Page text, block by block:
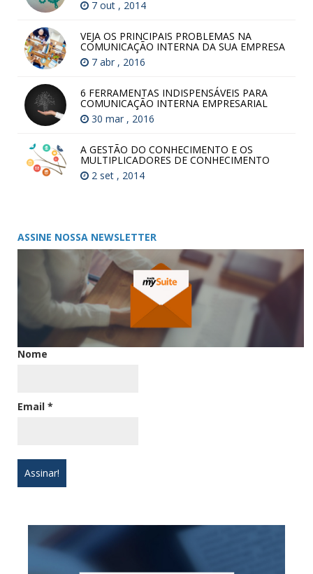
7 out , 2014
VEJA OS PRINCIPAIS PROBLEMAS NA
COMUNICAÇÃO INTERNA DA SUA EMPRESA
7 abr , 2016
6 FERRAMENTAS INDISPENSÁVEIS PARA
COMUNICAÇÃO INTERNA EMPRESARIAL
30 mar , 2016
A GESTÃO DO CONHECIMENTO E OS
MULTIPLICADORES DE CONHECIMENTO
2 set , 2014
ASSINE NOSSA NEWSLETTER
Nome
Email *